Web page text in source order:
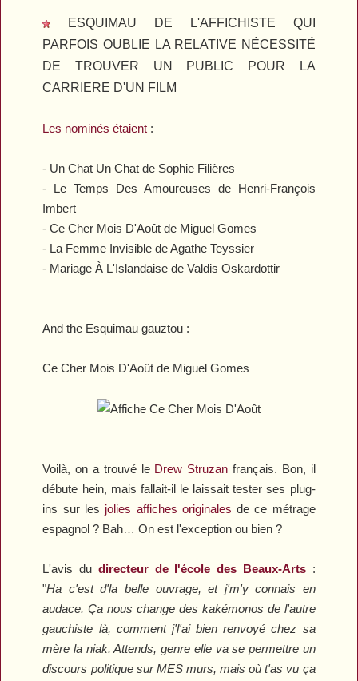
ESQUIMAU DE L'AFFICHISTE QUI
PARFOIS OUBLIE LA RELATIVE NÉCESSITÉ
DE TROUVER UN PUBLIC POUR LA
CARRIERE D'UN FILM
Les nominés étaient :
- Un Chat Un Chat de Sophie Filières
- Le Temps Des Amoureuses de Henri-François
Imbert
-Ce Cher Mois D'Août de Miguel Gomes
- La Femme Invisible de Agathe Teyssier
- Mariage À L'Islandaise de Valdis Oskardottir
And the Esquimau gauztou :
Ce Cher Mois D'Août de Miguel Gomes
Voilà, on a trouvé le Drew Struzan français. Bon, il
débute hein, mais fallait-il le laissait tester ses plug-
ins sur les jolies affiches originales de ce métrage
espagnol ? Bah… On est l'exception ou bien ?
L'avis du directeur de l'école des Beaux-Arts:
"Ha c'est d'la belle ouvrage, et j'm'y connais en
audace. Ça nous change des kakémonos de l'autre
gauchiste là, comment j'l'ai bien renvoyé chez sa
mère la niak. Attends, genre elle va se permettre un
discours politique sur MES murs, mais où t'as vu ça